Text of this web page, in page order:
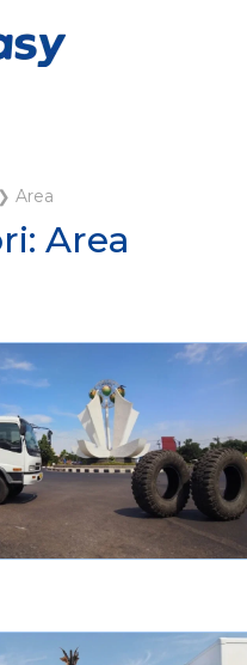
❯Area
Area